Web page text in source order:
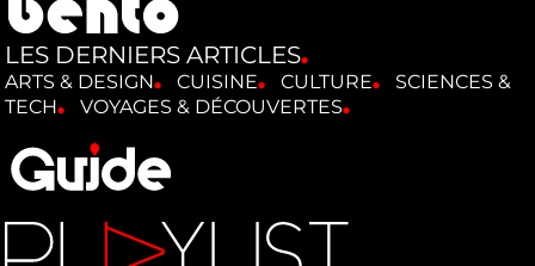
LES DERNIERS ARTICLES
ARTS & DESIGN CUISINE CULTURE
SCIENCES &
TECH
VOYAGES & DÉCOUVERTES